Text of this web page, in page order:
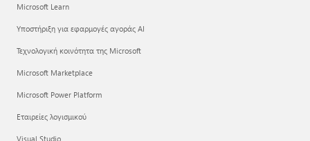
Microsoft Learn
Υποστήριξη για εφαρμογές αγοράς AI
Τεχνολογική κοινότητα της Microsoft
Microsoft Marketplace
Microsoft Power Platform
Εταιρείες λογισμικού
Visual Studio